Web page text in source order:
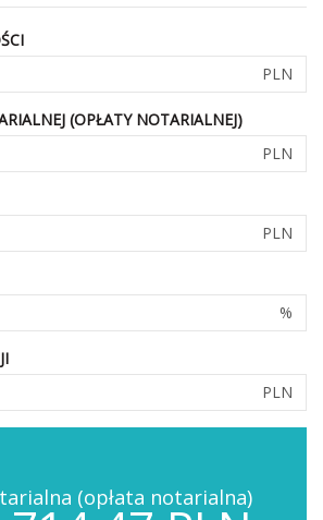
PLN
(OPŁATY NOTARIALNEJ)
PLN
PLN
%
PLN
(opłata notarialna)